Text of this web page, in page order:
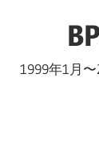
1999年1月